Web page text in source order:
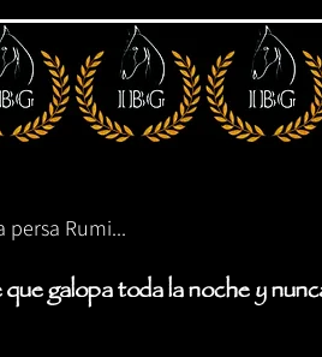
Rumi...
que galopa toda la noche y